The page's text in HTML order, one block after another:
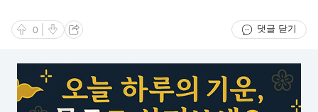
0 댓글 닫기